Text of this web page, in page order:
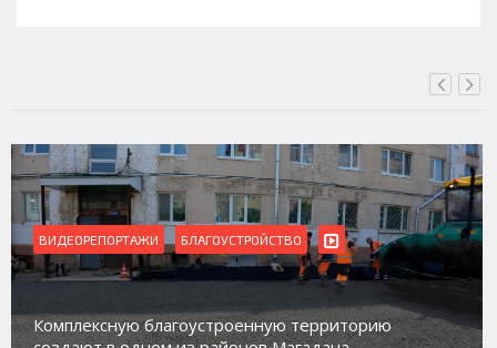
ВИДЕОРЕПОРТАЖИ
Магадан присоединился к пилотному проекту по
работе с несовершеннолетними из групп